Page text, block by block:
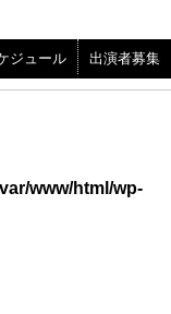
ジュール 出演者募集
www/html/wp-